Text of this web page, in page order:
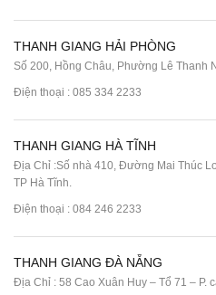
THANH GIANG HẢI PHÒNG
Số 200, Hồng Châu, Phường Lê Thanh
Điện thoại : 085 334 2233
THANH GIANG HÀ TĨNH
Địa Chỉ :Số nhà 410, Đường Mai Thúc
TP Hà Tĩnh.
Điện thoại : 084 246 2233
THANH GIANG ĐÀ NẴNG
Địa Chỉ : 58 Cao Xuân Huy – Tổ 71 – P.